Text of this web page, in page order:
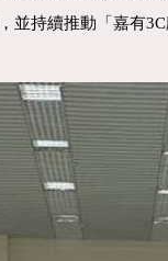
持續推動「嘉有